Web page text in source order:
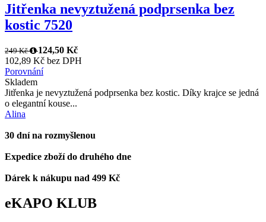
Jitřenka nevyztužená podprsenka bez
kostic 7520
249 Kč
124,50 Kč
102,89 Kč bez DPH
Porovnání
Skladem
Jitřenka je nevyztužená podprsenka bez kostic. Díky krajce se jedná
o elegantní kouse...
Alina
30 dní na rozmyšlenou
Expedice zboží do druhého dne
Dárek k nákupu nad 499 Kč
eKAPO KLUB